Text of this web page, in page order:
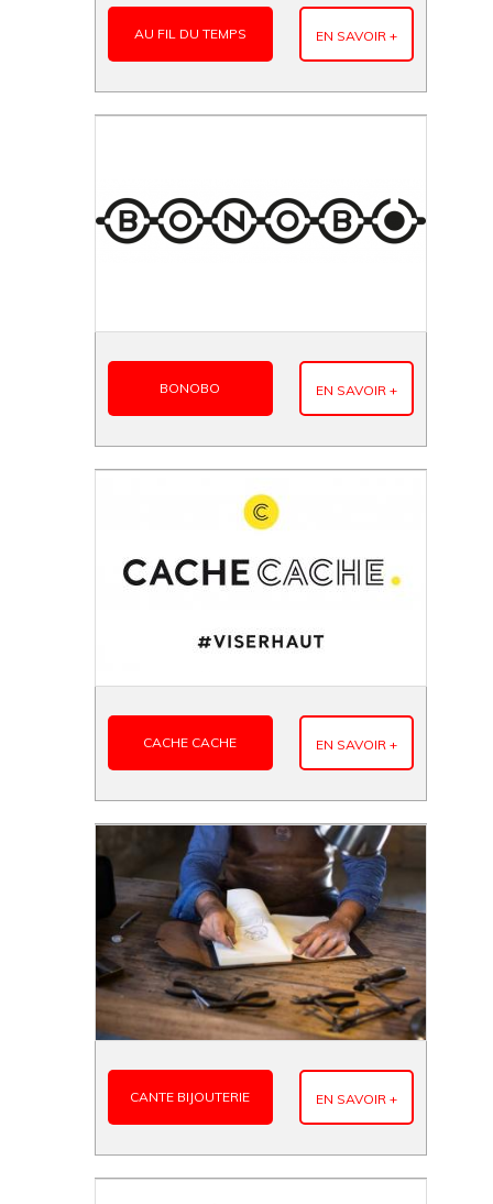
AU FIL DU TEMPS EN SAVOIR +
BONOBO EN SAVOIR +
CACHE CACHE EN SAVOIR +
CANTE BIJOUTERIE EN SAVOIR +